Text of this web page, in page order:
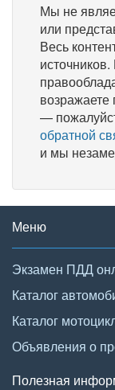
Мы не
или
Весь
возражаете
—
обратной
и мы
Меню
Экзамен ПДД
Каталог
Каталог
Объявления о
Полезная